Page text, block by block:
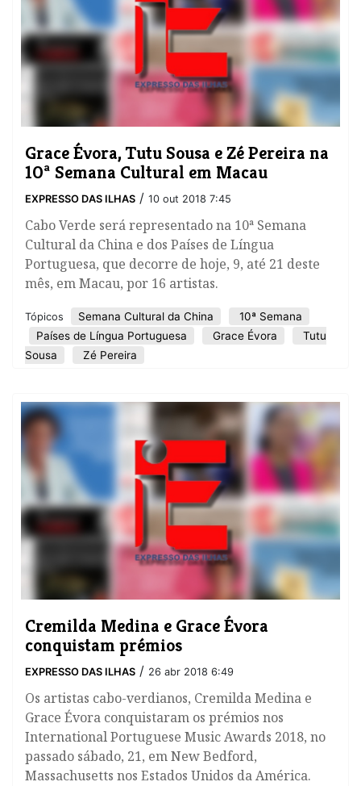
Grace Évora, Tutu Sousa e Zé Pereira na
10ª Semana Cultural em Macau
EXPRESSO DAS ILHAS / 10 out 2018 7:45
Cabo Verde será representado na 10ª Semana
Cultural da China e dos Países de Língua
Portuguesa, que decorre de hoje, 9, até 21 deste
mês, em Macau, por 16 artistas.
Tópicos Semana Cultural da China
10ª Semana
Países de Língua Portuguesa
Grace Évora
Tutu
Sousa
Zé Pereira
Cremilda Medina e Grace Évora
conquistam prémios
EXPRESSO DAS ILHAS / 26 abr 2018 6:49
Os artistas cabo-verdianos, Cremilda Medina e
Grace Évora conquistaram os prémios nos
International Portuguese Music Awards 2018, no
passado sábado, 21, em New Bedford,
Massachusetts nos Estados Unidos da América.